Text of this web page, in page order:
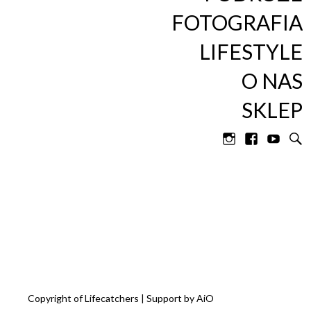
Catchers
FOTOGRAFIA
LIFESTYLE
O NAS
SKLEP
Copyright ofLifecatchers | Support byAiO